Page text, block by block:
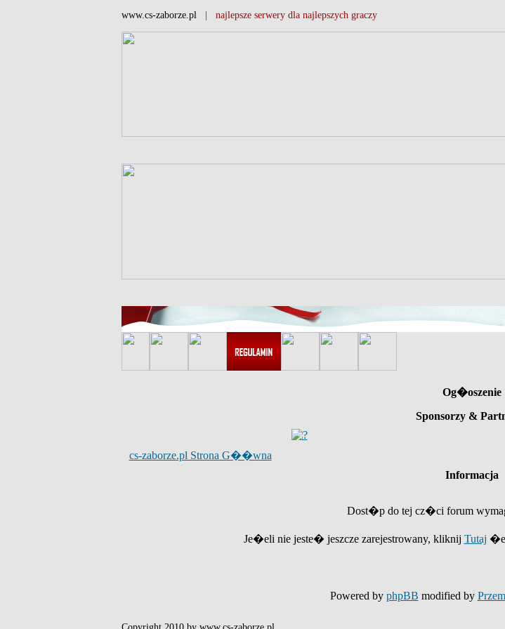
www.cs-zaborze.pl | najlepsze serwery dla najlepszych graczy
Og�oszenie
Sponsorzy &
cs-zaborze.pl Strona G��wna
Informacja
Dost�p do tej cz�ci forum
Je�eli nie jeste� jeszcze zarejestrowany, kliknij Tutaj
Powered by phpBB modified by